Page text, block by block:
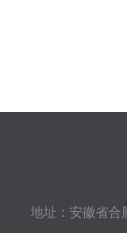
地址：安徽省合